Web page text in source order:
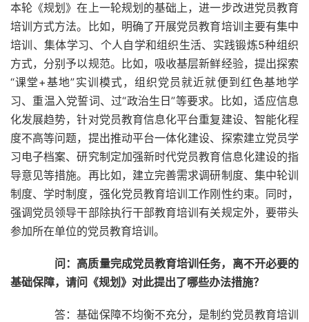
本轮《规划》在上一轮规划的基础上，进一步改进党员教育
培训方式方法。比如，明确了开展党员教育培训主要有集中
培训、集体学习、个人自学和组织生活、实践锻炼5种组织
方式，分别予以规范。比如，吸收基层新鲜经验，提出探索
“课堂+基地”实训模式，组织党员就近就便到红色基地学
习、重温入党誓词、过“政治生日”等要求。比如，适应信息
化发展趋势，针对党员教育信息化平台重复建设、智能化程
度不高等问题，提出推动平台一体化建设、探索建立党员学
习电子档案、研究制定加强新时代党员教育信息化建设的指
导意见等措施。再比如，建立完善需求调研制度、集中轮训
制度、学时制度，强化党员教育培训工作刚性约束。同时，
强调党员领导干部除执行干部教育培训有关规定外，要带头
参加所在单位的党员教育培训。
问：高质量完成党员教育培训任务，离不开必要的
基础保障，请问《规划》对此提出了哪些办法措施？
答：基础保障不均衡不充分，是制约党员教育培训